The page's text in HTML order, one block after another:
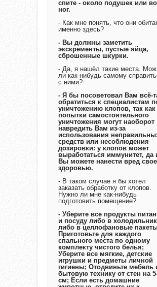
спите - около подушек или
ног.
- Как мне понять, что они
именно здесь?
- Вы должны заметить
экскременты, пустые яйца,
сброшенные шкурки.
- Да, я нашёл такие места.
ли как-нибудь самому
с ними?
- Я бы посоветовал Вам всё-
обратиться к специалистам
уничтожению клопов, так как
попытки самостоятельного
уничтожения могут наоборот
навредить Вам из-за
использования
средств или несоблюдения
дозировки: у клопов может
выработаться иммунитет, да
Вы можете нанести вред
здоровью.
- В таком случае я бы хотел
заказать обработку от клопов.
Нужно ли мне как-нибудь
подготовить помещение?
- Уберите все продукты
и посуду либо в
либо в целлофановые
Приготовьте для каждого
спального места по одному
комплекту чистого белья;
Уберите все мягкие, детские
игрушки и предметы личной
гигиены; Отодвиньте мебель
бытовую технику от стен на
см; Если есть домашние